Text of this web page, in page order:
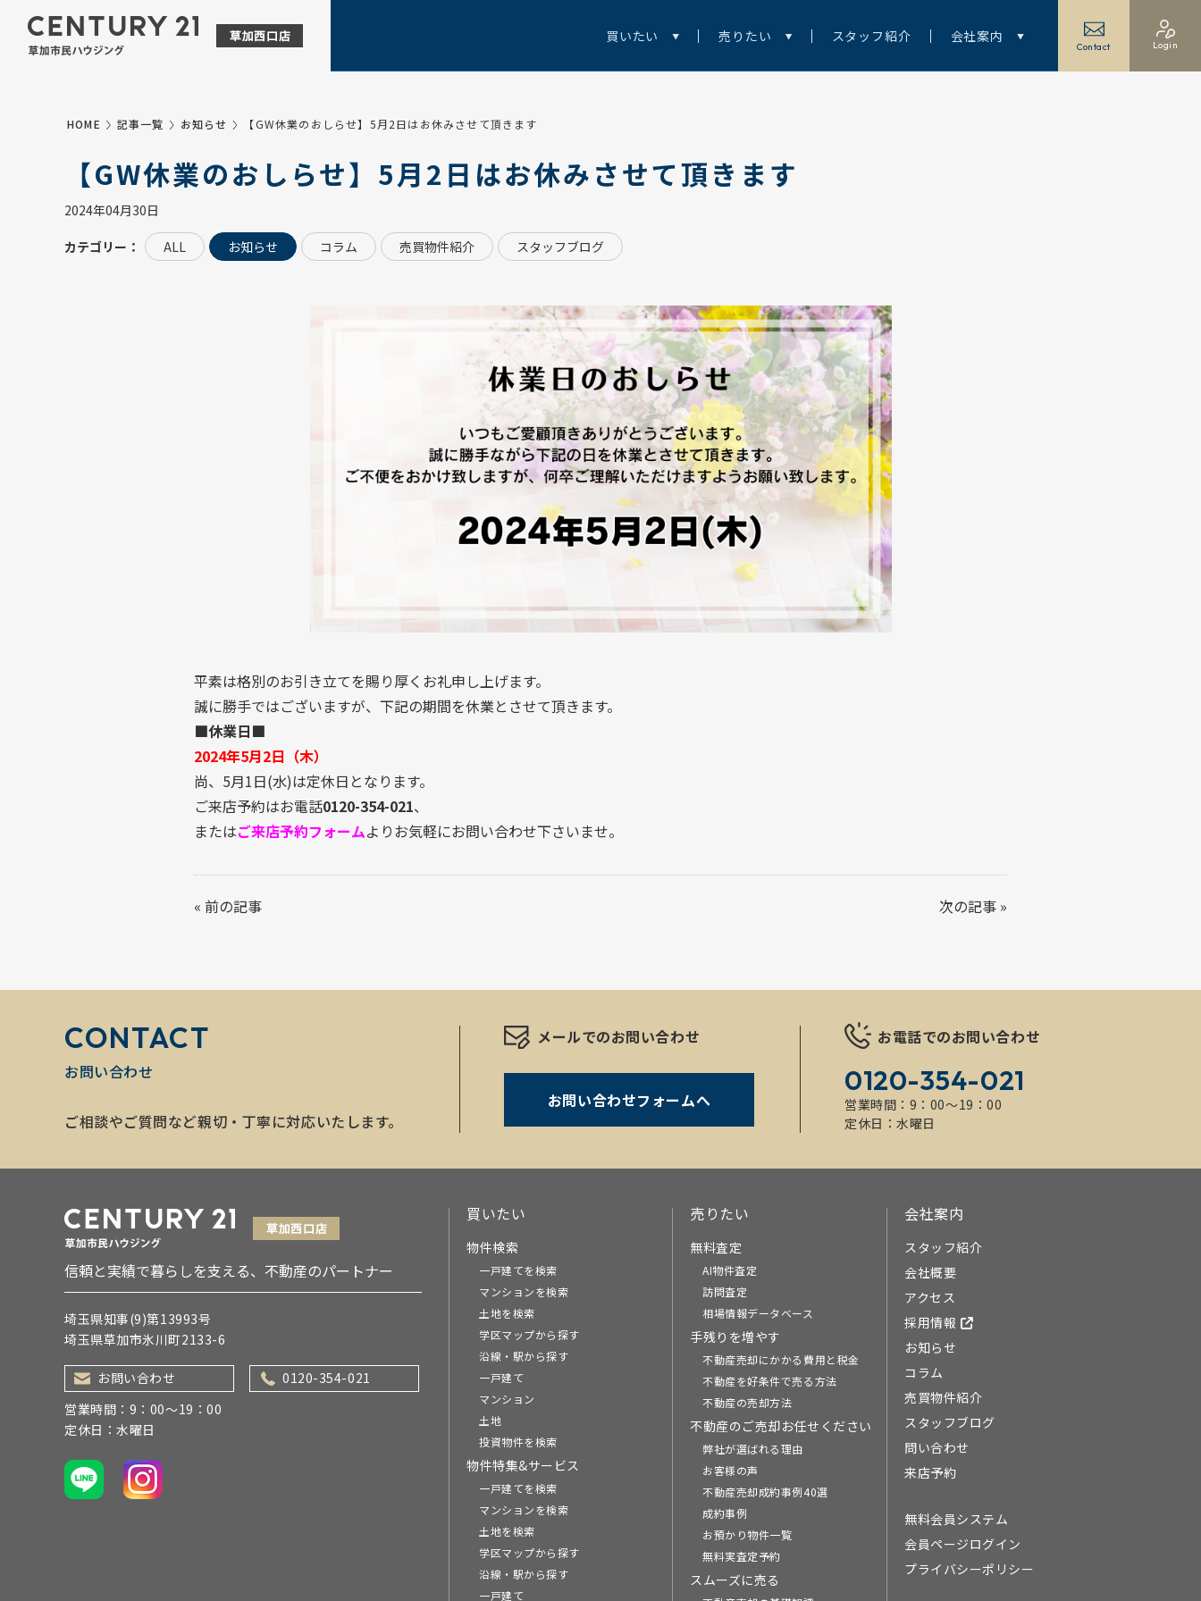
買いたい 売りたい スタッフ紹介 会社案内
Contact Login
HOME 記事一覧 お知らせ 【GW休業のおしらせ】5月2日はお休みさせて頂きます
【GW休業のおしらせ】5月2日はお休みさせて頂きます
2024年04月30日
カテゴリー： ALL お知らせ コラム 売買物件紹介 スタッフブログ
平素は格別のお引き立てを賜り厚くお礼申し上げます。
誠に勝手ではございますが、下記の期間を休業とさせて頂きます。
■休業日■
2024年5月2日（木）
尚、5月1日(水)は定休日となります。
ご来店予約はお電話0120-354-021、
またはご来店予約フォームよりお気軽にお問い合わせ下さいませ。
« 前の記事 次の記事 »
CONTACT
お問い合わせ
ご相談やご質問など親切・丁寧に対応いたします。
メールでのお問い合わせ
お問い合わせフォームへ
お電話でのお問い合わせ
0120-354-021
営業時間：9：00～19：00
定休日：水曜日
信頼と実績で暮らしを支える、不動産のパートナー
埼玉県知事(9)第13993号
埼玉県草加市氷川町2133-6
お問い合わせ
0120-354-021
営業時間：9：00～19：00
定休日：水曜日
買いたい
物件検索
一戸建てを検索
マンションを検索
土地を検索
学区マップから探す
沿線・駅から探す
一戸建て
マンション
土地
投資物件を検索
物件特集&サービス
一戸建てを検索
マンションを検索
土地を検索
学区マップから探す
沿線・駅から探す
一戸建て
売りたい
無料査定
AI物件査定
訪問査定
相場情報データベース
手残りを増やす
不動産売却にかかる費用と税金
不動産を好条件で売る方法
不動産の売却方法
不動産のご売却お任せください
弊社が選ばれる理由
お客様の声
不動産売却成約事例40選
成約事例
お預かり物件一覧
無料実査定予約
スムーズに売る
会社案内
スタッフ紹介
会社概要
アクセス
採用情報
お知らせ
コラム
売買物件紹介
スタッフブログ
問い合わせ
来店予約
無料会員システム
会員ページログイン
プライバシーポリシー